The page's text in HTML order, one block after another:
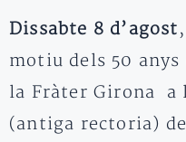
Dissabte 8 d’agost
motiu dels 50 anys
la Fràter Girona a
(antiga rectoria)